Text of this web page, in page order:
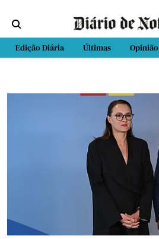
Edição Diária Últimas Opinião